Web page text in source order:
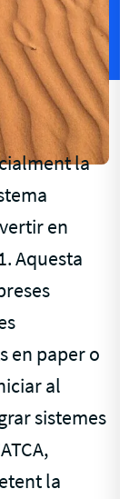
la
en
Aquesta
en paper o
al
sistemes
la